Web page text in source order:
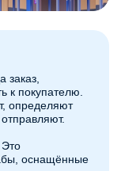
заказ,
к покупателю.
определяют
оснащённые